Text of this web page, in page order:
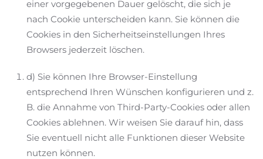
einer vorgegebenen Dauer gelöscht, die sich je
nach Cookie unterscheiden kann. Sie können die
Cookies in den Sicherheitseinstellungen Ihres
Browsers jederzeit löschen.
d) Sie können Ihre Browser-Einstellung
entsprechend Ihren Wünschen konfigurieren und z.
B. die Annahme von Third-Party-Cookies oder allen
Cookies ablehnen. Wir weisen Sie darauf hin, dass
Sie eventuell nicht alle Funktionen dieser Website
nutzen können.